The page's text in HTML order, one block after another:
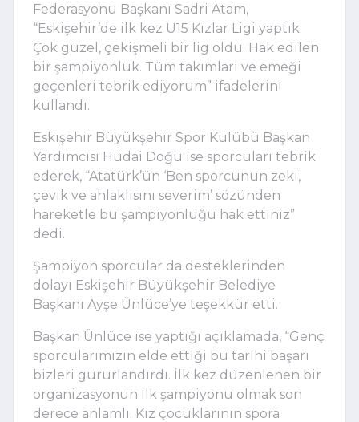
Federasyonu Başkanı Sadri Atam,
“Eskişehir’de ilk kez U15 Kızlar Ligi yaptık.
Çok güzel, çekişmeli bir lig oldu. Hak edilen
bir şampiyonluk. Tüm takımları ve emeği
geçenleri tebrik ediyorum” ifadelerini
kullandı.
Eskişehir Büyükşehir Spor Kulübü Başkan
Yardımcısı Hüdai Doğu ise sporcuları tebrik
ederek, “Atatürk’ün ‘Ben sporcunun zeki,
çevik ve ahlaklısını severim’ sözünden
hareketle bu şampiyonluğu hak ettiniz”
dedi.
Şampiyon sporcular da desteklerinden
dolayı Eskişehir Büyükşehir Belediye
Başkanı Ayşe Ünlüce’ye teşekkür etti.
Başkan Ünlüce ise yaptığı açıklamada, “Genç
sporcularımızın elde ettiği bu tarihi başarı
bizleri gururlandırdı. İlk kez düzenlenen bir
organizasyonun ilk şampiyonu olmak son
derece anlamlı. Kız çocuklarının spora